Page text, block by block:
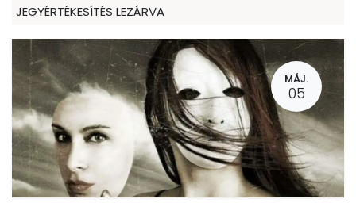
JEGYÉRTÉKESÍTÉS LEZÁRVA
MÁJ.
05